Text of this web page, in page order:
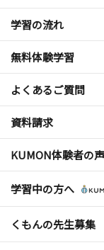
学習の流れ
無料体験学習
よくあるご質問
資料請求
KUMON体験者の声
学習中の方へ
くもんの先生募集